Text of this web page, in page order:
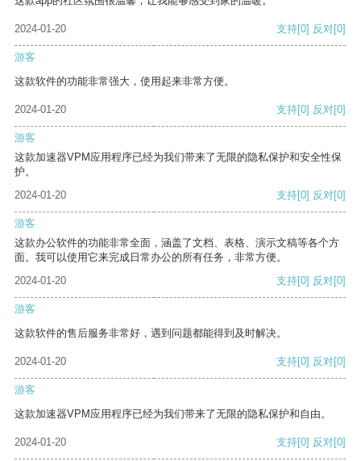
2024-01-20 支持[0] 反对[0]
游客
这款软件的功能非常强大，使用起来非常方便。
2024-01-20 支持[0] 反对[0]
游客
这款加速器VPM应用程序已经为我们带来了无限的隐私保护和安全性保
护。
2024-01-20
支持[0] 反对[0]
游客
这款办公软件的功能非常全面，涵盖了文档、表格、演示文稿等各个方
面。我可以使用它来完成日常办公的所有任务，非常方便。
2024-01-20
支持[0] 反对[0]
游客
这款软件的售后服务非常好，遇到问题都能得到及时解决。
2024-01-20 支持[0] 反对[0]
游客
这款加速器VPM应用程序已经为我们带来了无限的隐私保护和自由。
2024-01-20 支持[0] 反对[0]